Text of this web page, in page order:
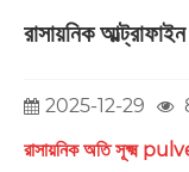
রাসায়নিক
2025-12-29
রাসায়নিক অতি সূক্ষ্ম